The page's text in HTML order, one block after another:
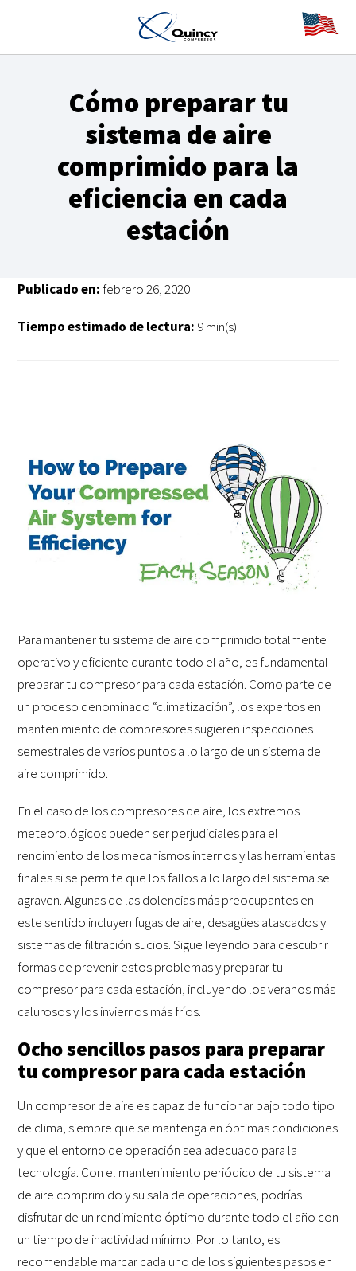
Cómo preparar tu
sistema de aire
comprimido para la
eficiencia en cada
estación
Publicado en: febrero 26, 2020
Tiempo estimado de lectura: 9 min(s)
Para mantener tu sistema de aire comprimido totalmente
operativo y eficiente durante todo el año, es fundamental
preparar tu compresor para cada estación. Como parte de
un proceso denominado “climatización”, los expertos en
mantenimiento de compresores sugieren inspecciones
semestrales de varios puntos a lo largo de un sistema de
aire comprimido.
En el caso de los compresores de aire, los extremos
meteorológicos pueden ser perjudiciales para el
rendimiento de los mecanismos internos y las herramientas
finales si se permite que los fallos a lo largo del sistema se
agraven. Algunas de las dolencias más preocupantes en
este sentido incluyen fugas de aire, desagües atascados y
sistemas de filtración sucios. Sigue leyendo para descubrir
formas de prevenir estos problemas y preparar tu
compresor para cada estación, incluyendo los veranos más
calurosos y los inviernos más fríos.
Ocho sencillos pasos para preparar
tu compresor para cada estación
Un compresor de aire es capaz de funcionar bajo todo tipo
de clima, siempre que se mantenga en óptimas condiciones
y que el entorno de operación sea adecuado para la
tecnología. Con el mantenimiento periódico de tu sistema
de aire comprimido y su sala de operaciones, podrías
disfrutar de un rendimiento óptimo durante todo el año con
un tiempo de inactividad mínimo. Por lo tanto, es
recomendable marcar cada uno de los siguientes pasos en